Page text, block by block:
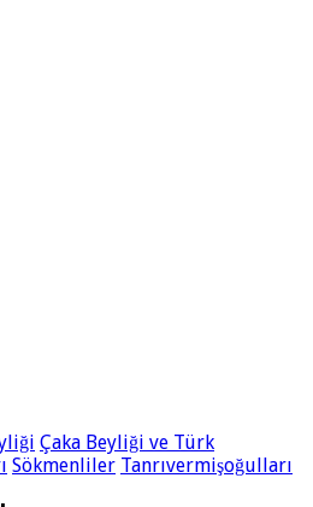
Çaka Beyliği ve Türk
Sökmenliler Tanrıvermişoğulları